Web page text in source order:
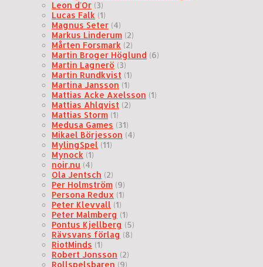
Leon d'Or (3)
Lucas Falk (1)
Magnus Seter (4)
Markus Linderum (2)
Mårten Forsmark (2)
Martin Broger Höglund (6)
Martin Lagnerö (3)
Martin Rundkvist (1)
Martina Jansson (1)
Mattias Acke Axelsson (1)
Mattias Ahlqvist (2)
Mattias Storm (1)
Medusa Games (31)
Mikael Börjesson (4)
MylingSpel (11)
Mynock (1)
noir.nu (4)
Ola Jentsch (2)
Per Holmström (9)
Persona Redux (1)
Peter Klevvall (1)
Peter Malmberg (1)
Pontus Kjellberg (5)
Rävsvans förlag (8)
RiotMinds (1)
Robert Jonsson (2)
Rollspelsbaren (9)